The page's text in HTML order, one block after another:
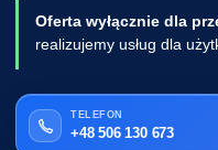
Oferta wyłącznie dla
realizujemy usług dla
TELEFON
+48 506 130 673